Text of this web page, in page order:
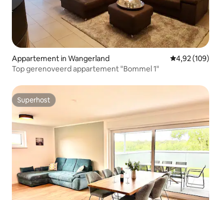
Appartement in Wangerland Gemiddelde
4,92 (109)
Top gerenoveerd appartement "Bommel 1"
Superhost
Superhost